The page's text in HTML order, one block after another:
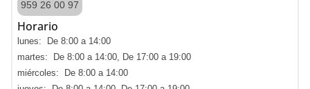
959 26 00 97
Horario
lunes: De 8:00 a 14:00
martes: De 8:00 a 14:00, De 17:00 a 19:00
miércoles: De 8:00 a 14:00